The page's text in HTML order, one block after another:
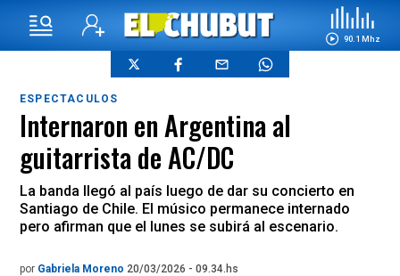
90.1 Mhz
ESPECTACULOS
Internaron en Argentina al
guitarrista de AC/DC
La banda llegó al país luego de dar su concierto en
Santiago de Chile. El músico permanece internado
pero afirman que el lunes se subirá al escenario.
por Gabriela Moreno 20/03/2026 - 09.34.hs